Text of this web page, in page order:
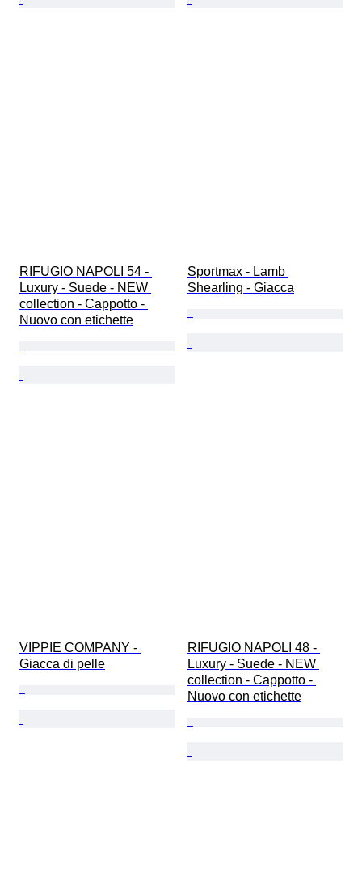
RIFUGIO NAPOLI 54 -
Luxury - Suede - NEW
collection - Cappotto -
Nuovo con etichette
Sportmax - Lamb
Shearling - Giacca
VIPPIE COMPANY -
Giacca di pelle
RIFUGIO NAPOLI 48 -
Luxury - Suede - NEW
collection - Cappotto -
Nuovo con etichette